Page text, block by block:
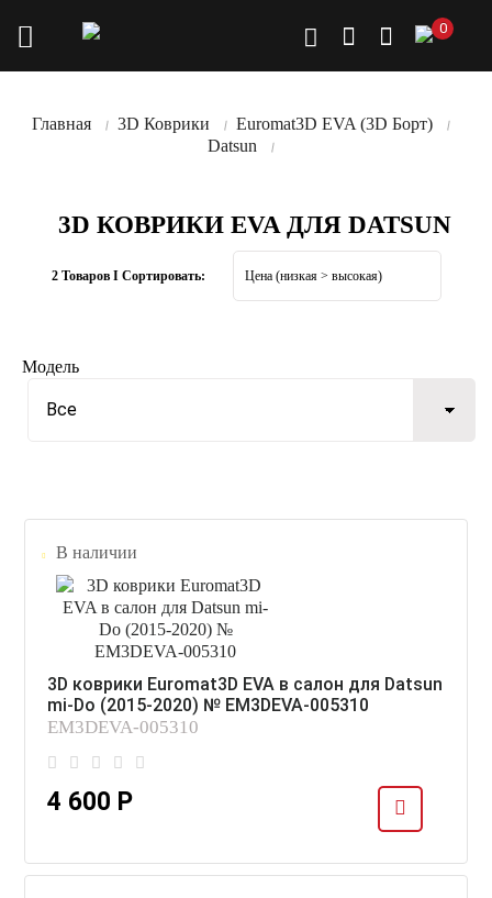
0
Главная 3D Коврики
Euromat3D EVA (3D Борт)
Datsun
3D КОВРИКИ EVA ДЛЯ DATSUN
2 Товаров I Сортировать:
Модель
Все
В наличии
3D коврики Euromat3D EVA в салон для Datsun
mi-Do (2015-2020) № EM3DEVA-005310
EM3DEVA-005310
4 600 Р